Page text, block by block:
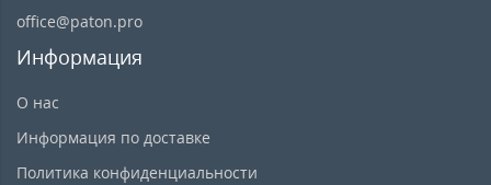
office@paton.pro
Информация
О нас
Информация по доставке
Политика конфиденциальности